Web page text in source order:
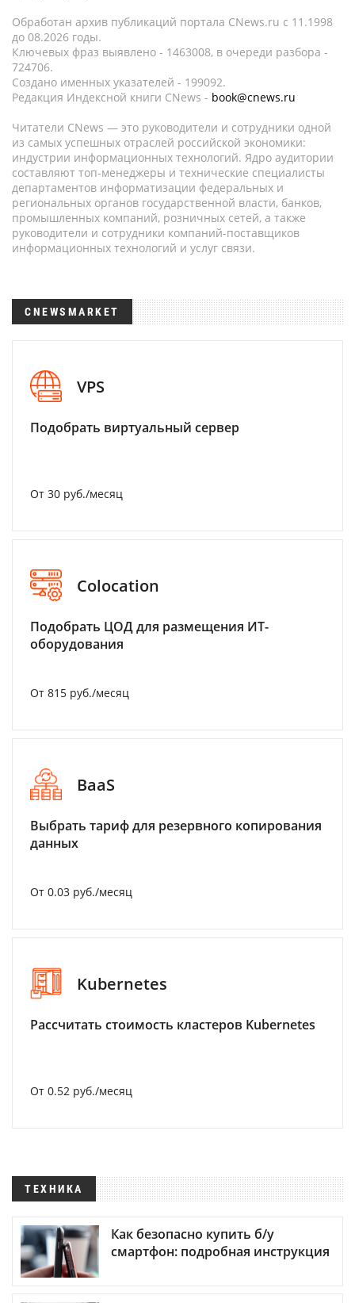
Обработан архив публикаций портала CNews.ru c 11.1998
до 08.2026 годы.
Ключевых фраз выявлено - 1463008, в очереди разбора -
724706.
Создано именных указателей - 199092.
Редакция Индексной книги CNews - book@cnews.ru
Читатели CNews — это руководители и сотрудники одной
из самых успешных отраслей российской экономики:
индустрии информационных технологий. Ядро аудитории
составляют топ-менеджеры и технические специалисты
департаментов информатизации федеральных и
региональных органов государственной власти, банков,
промышленных компаний, розничных сетей, а также
руководители и сотрудники компаний-поставщиков
информационных технологий и услуг связи.
CNEWSMARKET
VPS
Подобрать виртуальный сервер
От 30 руб./месяц
Colocation
Подобрать ЦОД для размещения ИТ-
оборудования
От 815 руб./месяц
BaaS
Выбрать тариф для резервного копирования
данных
От 0.03 руб./месяц
Kubernetes
Рассчитать стоимость кластеров Kubernetes
От 0.52 руб./месяц
ТЕХНИКА
Как безопасно купить б/у
смартфон: подробная инструкция